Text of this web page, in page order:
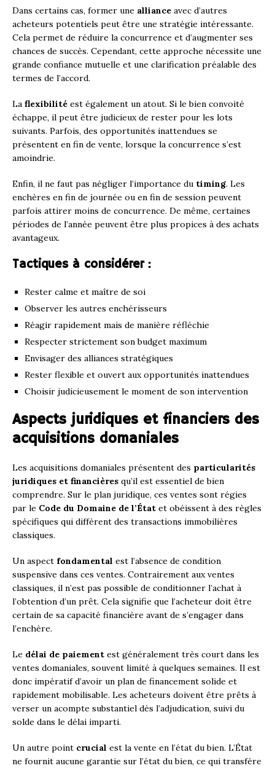
Dans certains cas, former une alliance avec d’autres
acheteurs potentiels peut être une stratégie intéressante.
Cela permet de réduire la concurrence et d’augmenter ses
chances de succès. Cependant, cette approche nécessite une
grande confiance mutuelle et une clarification préalable des
termes de l’accord.
La flexibilité est également un atout. Si le bien convoité
échappe, il peut être judicieux de rester pour les lots
suivants. Parfois, des opportunités inattendues se
présentent en fin de vente, lorsque la concurrence s’est
amoindrie.
Enfin, il ne faut pas négliger l’importance du timing. Les
enchères en fin de journée ou en fin de session peuvent
parfois attirer moins de concurrence. De même, certaines
périodes de l’année peuvent être plus propices à des achats
avantageux.
Tactiques à considérer :
Rester calme et maître de soi
Observer les autres enchérisseurs
Réagir rapidement mais de manière réfléchie
Respecter strictement son budget maximum
Envisager des alliances stratégiques
Rester flexible et ouvert aux opportunités inattendues
Choisir judicieusement le moment de son intervention
Aspects juridiques et financiers des
acquisitions domaniales
Les acquisitions domaniales présentent des particularités
juridiques et financières qu’il est essentiel de bien
comprendre. Sur le plan juridique, ces ventes sont régies
par le Code du Domaine de l’État et obéissent à des règles
spécifiques qui diffèrent des transactions immobilières
classiques.
Un aspect fondamental est l’absence de condition
suspensive dans ces ventes. Contrairement aux ventes
classiques, il n’est pas possible de conditionner l’achat à
l’obtention d’un prêt. Cela signifie que l’acheteur doit être
certain de sa capacité financière avant de s’engager dans
l’enchère.
Le délai de paiement est généralement très court dans les
ventes domaniales, souvent limité à quelques semaines. Il est
donc impératif d’avoir un plan de financement solide et
rapidement mobilisable. Les acheteurs doivent être prêts à
verser un acompte substantiel dès l’adjudication, suivi du
solde dans le délai imparti.
Un autre point crucial est la vente en l’état du bien. L’État
ne fournit aucune garantie sur l’état du bien, ce qui transfère